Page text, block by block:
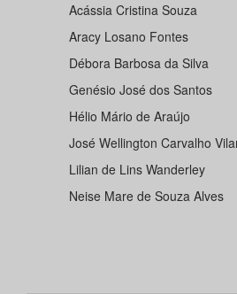
Acássia Cristina Souza
Aracy Losano Fontes
Débora Barbosa da Silva
Genésio José dos Santos
Hélio Mário de Araújo
José Wellington Carvalho
Lilian de Lins Wanderley
Neise Mare de Souza Alves